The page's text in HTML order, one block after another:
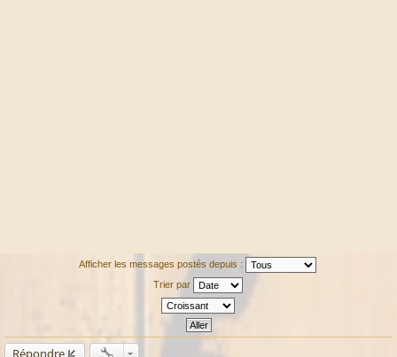
Afficher les messages postés depuis :
Trier par
Répondre